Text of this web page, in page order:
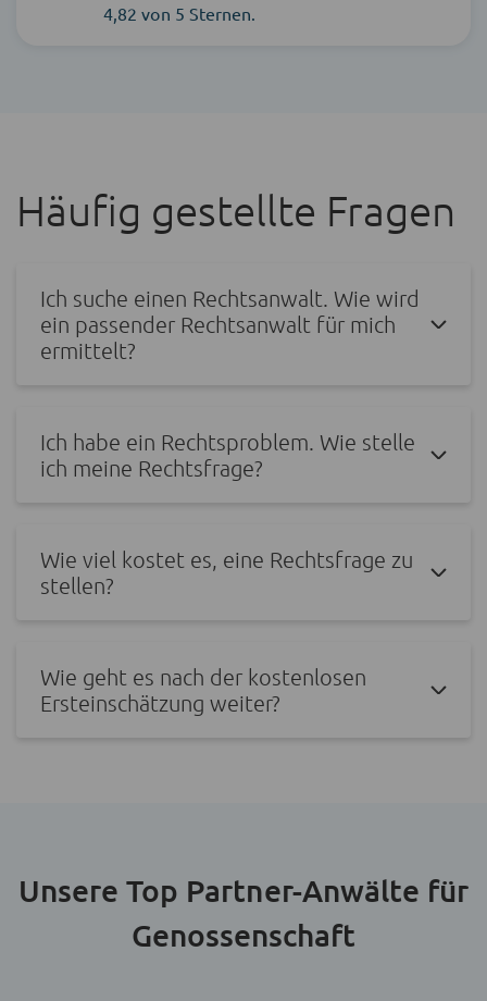
4,82 von 5 Sternen.
Häufig gestellte Fragen
Ich suche einen Rechtsanwalt. Wie wird
ein passender Rechtsanwalt für mich
ermittelt?
Ich habe ein Rechtsproblem. Wie stelle
ich meine Rechtsfrage?
Wie viel kostet es, eine Rechtsfrage zu
stellen?
Wie geht es nach der kostenlosen
Ersteinschätzung weiter?
Unsere Top Partner-Anwälte für
Genossenschaft